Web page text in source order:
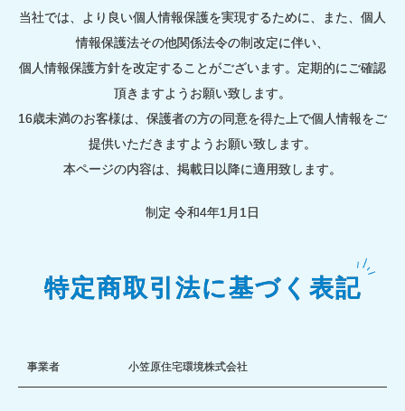
当社では、より良い個人情報保護を実現するために、また、個人
情報保護法その他関係法令の制改定に伴い、
個人情報保護方針を改定することがございます。定期的にご確認
頂きますようお願い致します。
16歳未満のお客様は、保護者の方の同意を得た上で個人情報をご
提供いただきますようお願い致します。
本ページの内容は、掲載日以降に適用致します。
制定 令和4年1月1日
特定商取引法に基づく表記
事業者 小笠原住宅環境株式会社